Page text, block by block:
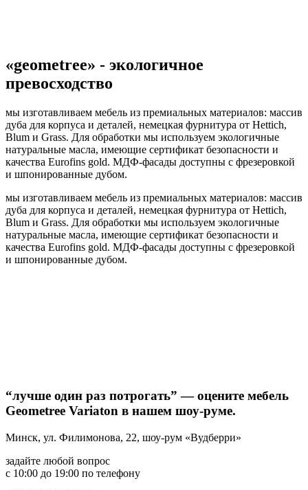
«geometree» - экологичное
превосходство
мы изготавливаем мебель из премиальных материалов: массив
дуба для корпуса и деталей, немецкая фурнитура от Hettich,
Blum и Grass. Для обработки мы используем экологичные
натуральные масла, имеющие сертификат безопасности и
качества Eurofins gold. МДФ-фасады доступны с фрезеровкой
и шпонированные дубом.
мы изготавливаем мебель из премиальных материалов: массив
дуба для корпуса и деталей, немецкая фурнитура от Hettich,
Blum и Grass. Для обработки мы используем экологичные
натуральные масла, имеющие сертификат безопасности и
качества Eurofins gold. МДФ-фасады доступны с фрезеровкой
и шпонированные дубом.
“лучше один раз потрогать” — оцените мебель
Geometree Variaton в нашем шоу-руме.
Минск, ул. Филимонова, 22, шоу-рум «Вудберри»
задайте любой вопрос
с 10:00 до 19:00 по телефону